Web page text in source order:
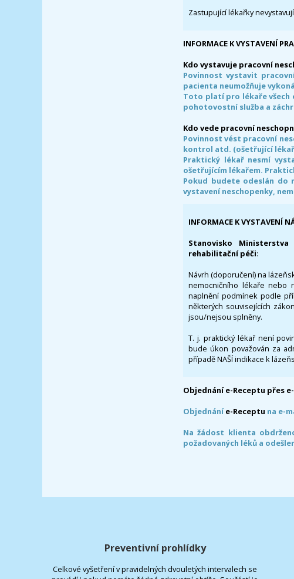
Zastupující lékařky
INFORMACE K VYSTAVENÍ
Kdo vystavuje pracovní
Povinnost vystavit
pacienta neumožňuje
Toto platí pro lékaře všech
pohotovostní služba a
Kdo vede pracovní
Povinnost vést pracovní
kontrol atd. (ošetřující
Praktický lékař nesmí
ošetřujícím lékařem.
Pokud budete odeslán do
vystavení neschopenky,
INFORMACE K VYSTAVENÍ
Stanovisko
rehabilitační péči:
Návrh (doporučení) na
nemocničního lékaře nebo
naplnění podmínek podle
některých souvisejících
jsou/nejsou splněny.
T. j. praktický lékař není
bude úkon považován za
případě NAŠÍ indikace k
Objednání e-Receptu přes
Objednáníe-Receptu na e-
Na žádost klienta
požadovaných léků a
Preventivní prohlídky
Celkové vyšetření v pravidelných dvouletých intervalech se